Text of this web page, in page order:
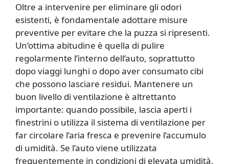
Oltre a intervenire per eliminare gli odori
esistenti, è fondamentale adottare misure
preventive per evitare che la puzza si ripresenti.
Un’ottima abitudine è quella di pulire
regolarmente l’interno dell’auto, soprattutto
dopo viaggi lunghi o dopo aver consumato cibi
che possono lasciare residui. Mantenere un
buon livello di ventilazione è altrettanto
importante: quando possibile, lascia aperti i
finestrini o utilizza il sistema di ventilazione per
far circolare l’aria fresca e prevenire l’accumulo
di umidità. Se l’auto viene utilizzata
frequentemente in condizioni di elevata umidità,